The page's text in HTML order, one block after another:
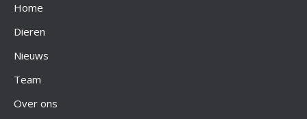
Home
Dieren
Nieuws
Team
Over ons